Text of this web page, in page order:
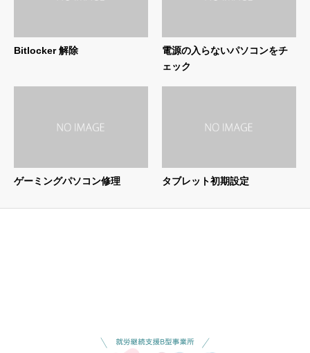
Bitlocker 解除
電源の入らないパソコンをチ
ェック
ゲーミングパソコン修理 タブレット初期設定